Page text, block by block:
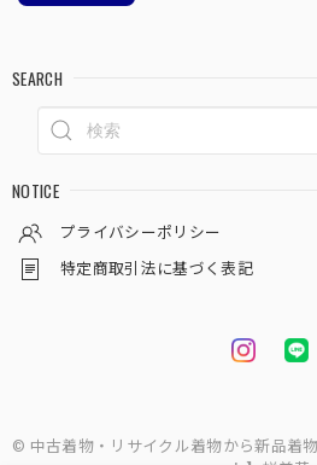
SEARCH
NOTICE
プライバシーポリシー
特定商取引法に基づく表記
© 中古着物・リサイクル着物から新品着